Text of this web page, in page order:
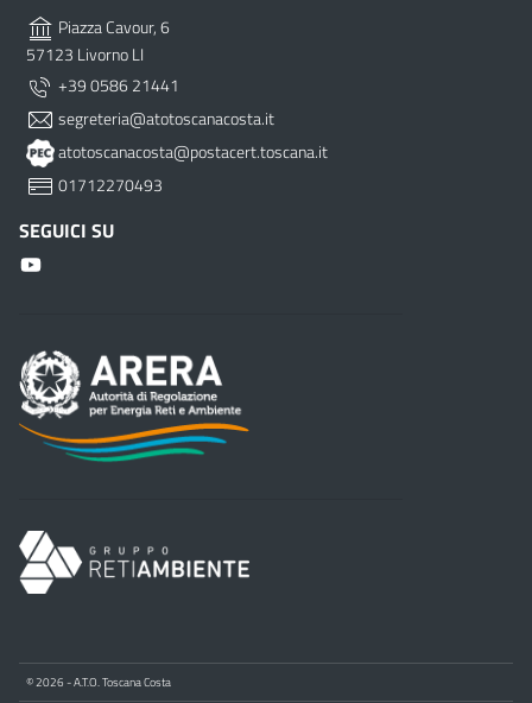
Piazza Cavour, 6
57123 Livorno LI
+39 0586 21441
segreteria@atotoscanacosta.it
atotoscanacosta@postacert.toscana.it
01712270493
SEGUICI SU
© 2026 - A.T.O. Toscana Costa